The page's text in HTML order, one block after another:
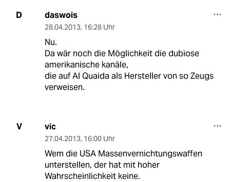
D daswois
28.04.2013, 16:28 Uhr
Nu.
Da wär noch die Möglichkeit die dubiose
amerikanische kanäle,
die auf Al Quaida als Hersteller von so Zeugs
verweisen.
V vic
27.04.2013, 16:00 Uhr
Wem die USA Massenvernichtungswaffen
unterstellen, der hat mit hoher
Wahrscheinlichkeit keine.